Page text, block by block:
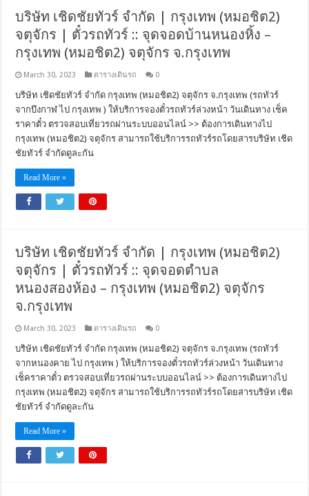
บริษัท เชิดชัยทัวร์ จำกัด | กรุงเทพ (หมอชิต2)
จตุจักร | ตั๋วรถทัวร์ :: จุดจอดบ้านหนองหิ้ง –
กรุงเทพ (หมอชิต2) จตุจักร จ.กรุงเทพ
March 30, 2023 ตารางเดินรถ 0
บริษัท เชิดชัยทัวร์ จำกัด กรุงเทพ (หมอชิต2) จตุจักร จ.กรุงเทพ (รถทัวร์
จากบึงกาฬ ไป กรุงเทพ ) ให้บริการจองตั๋วรถทัวร์ล่วงหน้า วันเดินทาง เช็ค
ราคาตั๋ว ตรวจสอบเที่ยวรถผ่านระบบออนไลน์ >> ต้องการเดินทางไป
กรุงเทพ (หมอชิต2) จตุจักร สามารถใช้บริการรถทัวร์รถโดยสารบริษัท เชิด
ชัยทัวร์ จำกัดดูละกัน
Read More »
บริษัท เชิดชัยทัวร์ จำกัด | กรุงเทพ (หมอชิต2)
จตุจักร | ตั๋วรถทัวร์ :: จุดจอดตำบล
หนองสองห้อง – กรุงเทพ (หมอชิต2) จตุจักร
จ.กรุงเทพ
March 30, 2023 ตารางเดินรถ 0
บริษัท เชิดชัยทัวร์ จำกัด กรุงเทพ (หมอชิต2) จตุจักร จ.กรุงเทพ (รถทัวร์
จากหนองคาย ไป กรุงเทพ ) ให้บริการจองตั๋วรถทัวร์ล่วงหน้า วันเดินทาง
เช็คราคาตั๋ว ตรวจสอบเที่ยวรถผ่านระบบออนไลน์ >> ต้องการเดินทางไป
กรุงเทพ (หมอชิต2) จตุจักร สามารถใช้บริการรถทัวร์รถโดยสารบริษัท เชิด
ชัยทัวร์ จำกัดดูละกัน
Read More »